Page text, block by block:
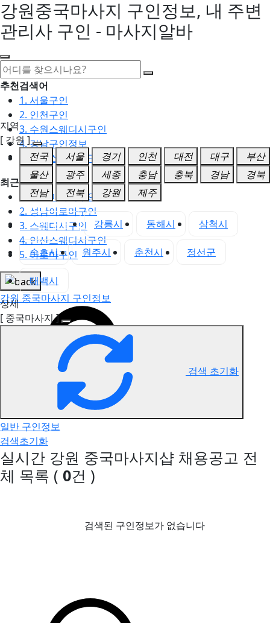
강원중국마사지 구인정보, 내 주변
관리사 구인 - 마사지알바
추천검색어
1. 서울구인
2. 인천구인
3. 수원스웨디시구인
4. 강남구인정보
5. 동탄스웨디시구인
최근검색어
1. 일산마사지구인
2. 성남아로마구인
3. 스웨디시구인
4. 안산스웨디시구인
5. 아로마구인
강원 중국마사지 구인정보
지역
[ 강원 ]
전국
서울 경기 인천 대전 대구
부산
울산
광주 세종 충남 충북 경남
경북
전남
전북 강원 제주
강원 전체 강릉시 동해시 삼척시
속초시 원주시 춘천시 정선군
태백시
상세
[ 중국마사지 ]
검색 초기화
일반 구인정보
검색초기화
실시간 강원 중국마사지샵 채용공고 전
체 목록 ( 0건 )
검색된 구인정보가 없습니다